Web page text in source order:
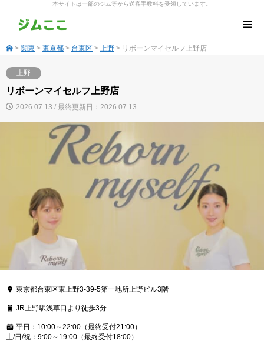
本サイトは一部のジム等から送客手数料を受領しています。
> 関東 > 東京都 > 台東区 > 上野 > リボーンマイセルフ上野店
上野
リボーンマイセルフ上野店
2026.07.13 / 最終更新日：2026.07.13
東京都台東区東上野3-39-5第一地所上野ビル3階
JR上野駅浅草口より徒歩3分
平日：10:00～22:00（最終受付21:00）
土/日/祝：9:00～19:00（最終受付18:00）